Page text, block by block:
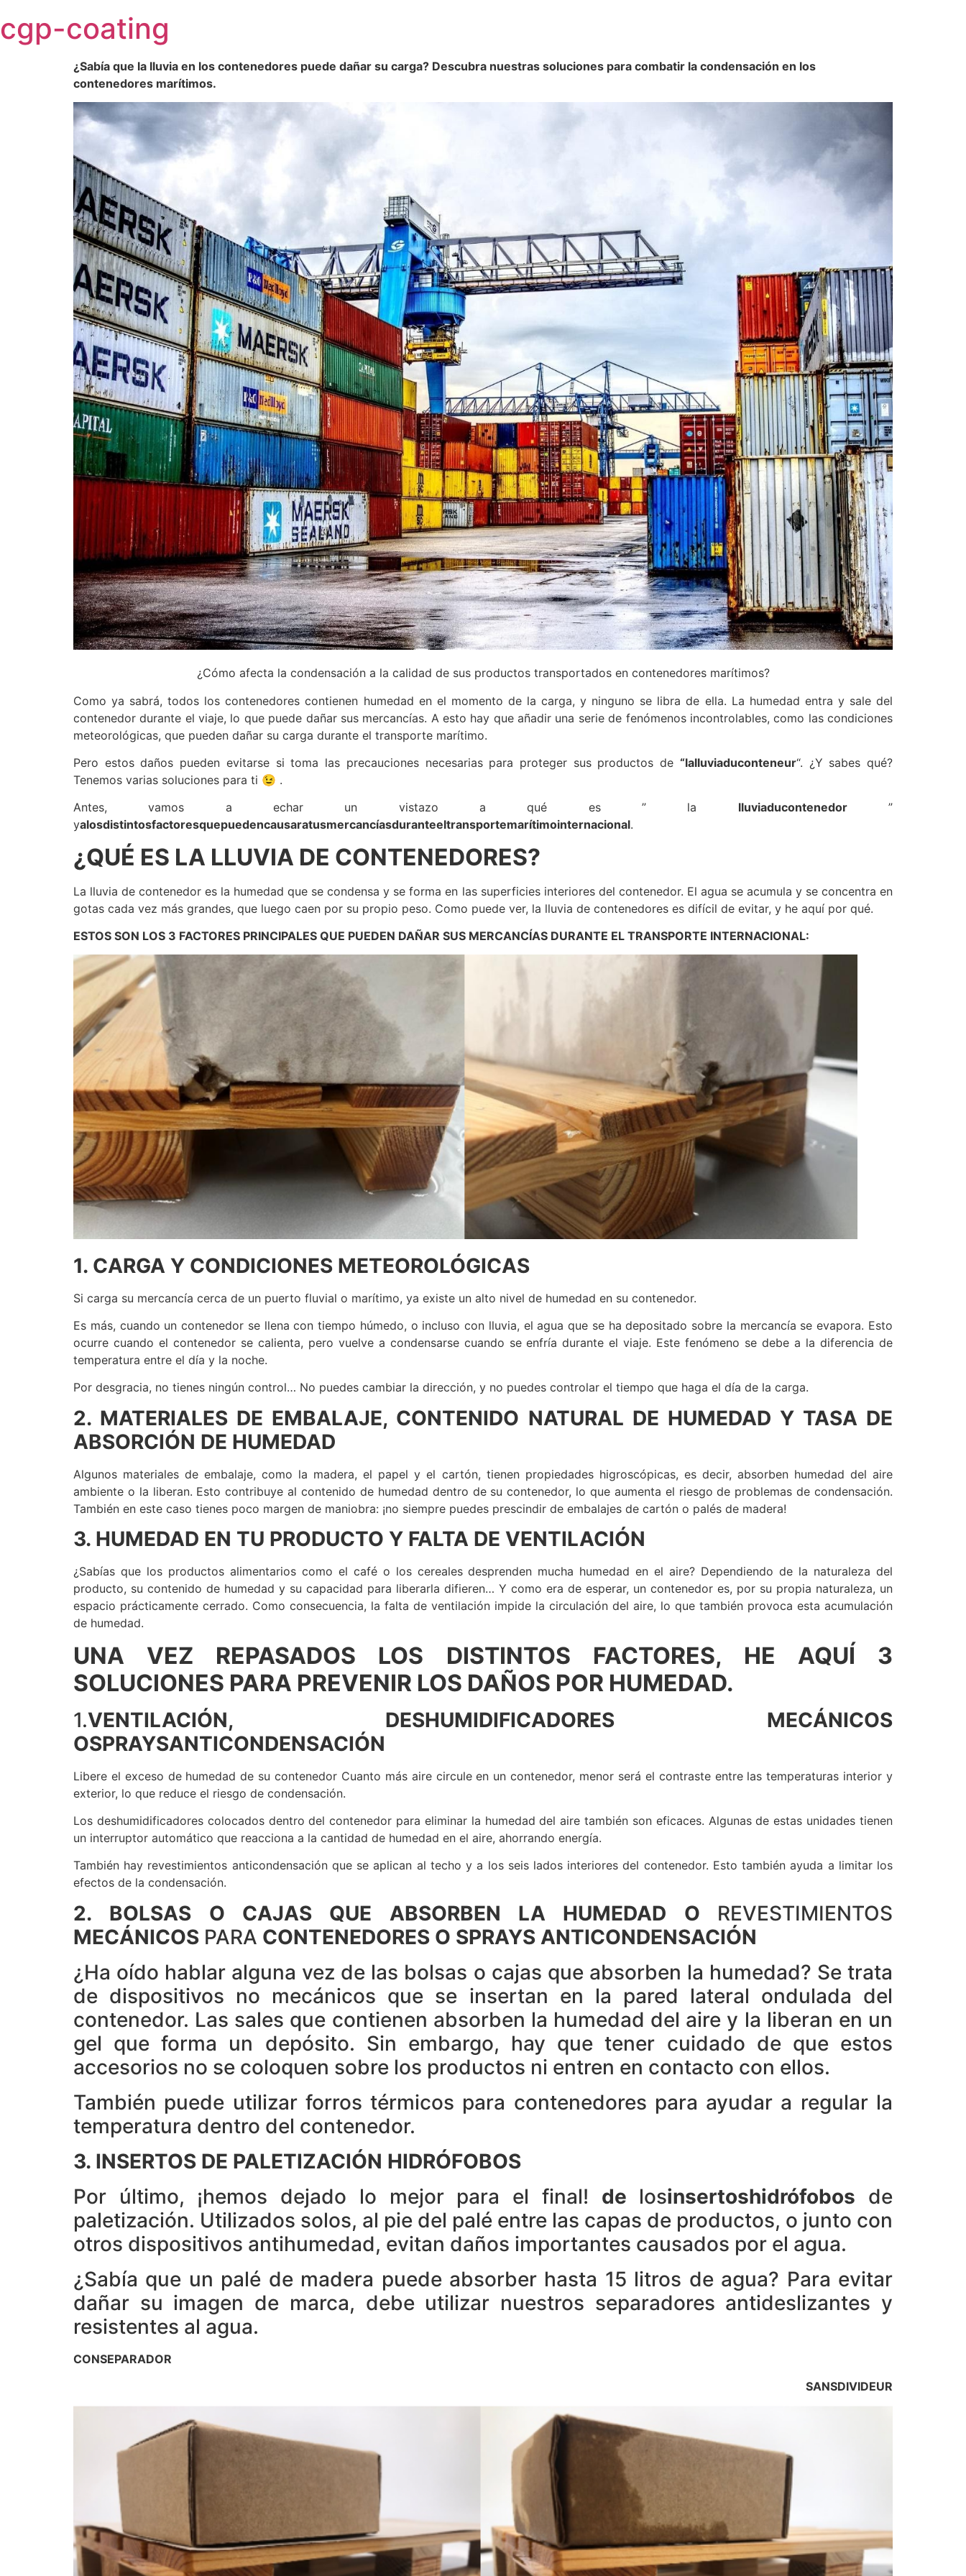
to
content
cgp-coating
¿Sabía que la lluvia en los contenedores puede dañar su carga? Descubra nuestras soluciones para combatir la condensación en los
contenedores marítimos.
¿Cómo afecta la condensación a la calidad de sus productos transportados en contenedores marítimos?
Como ya sabrá, todos los contenedores contienen humedad en el momento de la carga, y ninguno se libra de ella. La humedad entra y sale del
contenedor durante el viaje, lo que puede dañar sus mercancías. A esto hay que añadir una serie de fenómenos incontrolables, como las condiciones
meteorológicas, que pueden dañar su carga durante el transporte marítimo.
Pero estos daños pueden evitarse si toma las precauciones necesarias para proteger sus productos de “lalluviaduconteneur“. ¿Y sabes qué?
Tenemos varias soluciones para ti 😉 .
Antes, vamos a echar un vistazo a qué es ” la lluviaducontenedor”
yalosdistintosfactoresquepuedencausaratusmercancíasduranteeltransportemarítimointernacional.
¿QUÉ ES LA LLUVIA DE CONTENEDORES?
La lluvia de contenedor es la humedad que se condensa y se forma en las superficies interiores del contenedor. El agua se acumula y se concentra en
gotas cada vez más grandes, que luego caen por su propio peso. Como puede ver, la lluvia de contenedores es difícil de evitar, y he aquí por qué.
ESTOS SON LOS 3 FACTORES PRINCIPALES QUE PUEDEN DAÑAR SUS MERCANCÍAS DURANTE EL TRANSPORTE INTERNACIONAL:
1. CARGA Y CONDICIONES METEOROLÓGICAS
Si carga su mercancía cerca de un puerto fluvial o marítimo, ya existe un alto nivel de humedad en su contenedor.
Es más, cuando un contenedor se llena con tiempo húmedo, o incluso con lluvia, el agua que se ha depositado sobre la mercancía se evapora. Esto
ocurre cuando el contenedor se calienta, pero vuelve a condensarse cuando se enfría durante el viaje. Este fenómeno se debe a la diferencia de
temperatura entre el día y la noche.
Por desgracia, no tienes ningún control… No puedes cambiar la dirección, y no puedes controlar el tiempo que haga el día de la carga.
2. MATERIALES DE EMBALAJE, CONTENIDO NATURAL DE HUMEDAD Y TASA DE
ABSORCIÓN DE HUMEDAD
Algunos materiales de embalaje, como la madera, el papel y el cartón, tienen propiedades higroscópicas, es decir, absorben humedad del aire
ambiente o la liberan. Esto contribuye al contenido de humedad dentro de su contenedor, lo que aumenta el riesgo de problemas de condensación.
También en este caso tienes poco margen de maniobra: ¡no siempre puedes prescindir de embalajes de cartón o palés de madera!
3. HUMEDAD EN TU PRODUCTO Y FALTA DE VENTILACIÓN
¿Sabías que los productos alimentarios como el café o los cereales desprenden mucha humedad en el aire? Dependiendo de la naturaleza del
producto, su contenido de humedad y su capacidad para liberarla difieren… Y como era de esperar, un contenedor es, por su propia naturaleza, un
espacio prácticamente cerrado. Como consecuencia, la falta de ventilación impide la circulación del aire, lo que también provoca esta acumulación
de humedad.
UNA VEZ REPASADOS LOS DISTINTOS FACTORES, HE AQUÍ 3
SOLUCIONES PARA PREVENIR LOS DAÑOS POR HUMEDAD.
1.VENTILACIÓN, DESHUMIDIFICADORES MECÁNICOS
OSPRAYSANTICONDENSACIÓN
Libere el exceso de humedad de su contenedor Cuanto más aire circule en un contenedor, menor será el contraste entre las temperaturas interior y
exterior, lo que reduce el riesgo de condensación.
Los deshumidificadores colocados dentro del contenedor para eliminar la humedad del aire también son eficaces. Algunas de estas unidades tienen
un interruptor automático que reacciona a la cantidad de humedad en el aire, ahorrando energía.
También hay revestimientos anticondensación que se aplican al techo y a los seis lados interiores del contenedor. Esto también ayuda a limitar los
efectos de la condensación.
2. BOLSAS O CAJAS QUE ABSORBEN LA HUMEDAD O REVESTIMIENTOS
MECÁNICOS PARA CONTENEDORES O SPRAYS ANTICONDENSACIÓN
¿Ha oído hablar alguna vez de las bolsas o cajas que absorben la humedad? Se trata
de dispositivos no mecánicos que se insertan en la pared lateral ondulada del
contenedor. Las sales que contienen absorben la humedad del aire y la liberan en un
gel que forma un depósito. Sin embargo, hay que tener cuidado de que estos
accesorios no se coloquen sobre los productos ni entren en contacto con ellos.
También puede utilizar forros térmicos para contenedores para ayudar a regular la
temperatura dentro del contenedor.
3. INSERTOS DE PALETIZACIÓN HIDRÓFOBOS
Por último, ¡hemos dejado lo mejor para el final! de losinsertoshidrófobos de
paletización. Utilizados solos, al pie del palé entre las capas de productos, o junto con
otros dispositivos antihumedad, evitan daños importantes causados por el agua.
¿Sabía que un palé de madera puede absorber hasta 15 litros de agua? Para evitar
dañar su imagen de marca, debe utilizar nuestros separadores antideslizantes y
resistentes al agua.
CONSEPARADOR
SANSDIVIDEUR